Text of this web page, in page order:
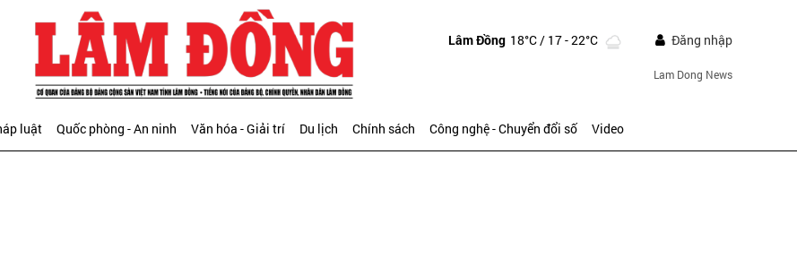
Lâm Đồng 18°C/ 17 - 22°C Đăng nhập
Lam Dong News
luật Quốc phòng - An ninh Văn hóa - Giải trí Du lịch Chính sách Công nghệ - Chuyển đổi số Video